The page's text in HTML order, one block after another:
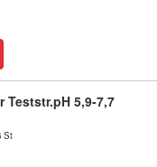
Teststr.pH 5,9-7,7
St